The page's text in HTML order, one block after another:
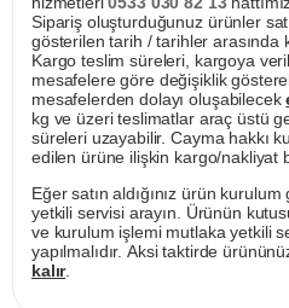
Sipariş oluşturduğunuz ürünler
gösterilen tarih / tarihler arasında
Kargo teslim süreleri, kargoya
mesafelere göre değişiklik
mesafelerden dolayı oluşabilecek
kg ve üzeri teslimatlar araç üstü
süreleri uzayabilir. Cayma hakkı
edilen ürüne ilişkin kargo/nakliyat
Eğer satın aldığınız ürün
yetkili servisi arayın. Ürünün
ve kurulum işlemi mutlaka yetkili
yapılmalıdır. Aksi taktirde
kalır.